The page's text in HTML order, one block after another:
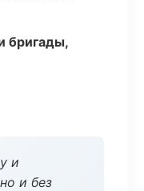
бригады,
и
и без